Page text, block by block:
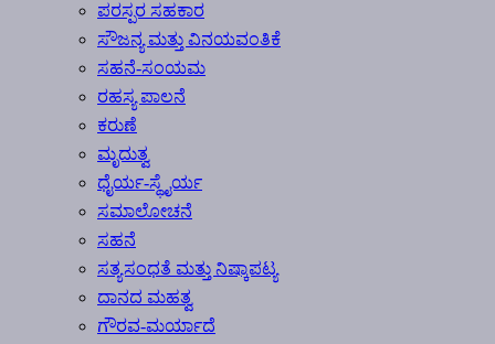
ಪರಸ್ಪರ ಸಹಕಾರ
ಸೌಜನ್ಯ ಮತ್ತು ವಿನಯವಂತಿಕೆ
ಸಹನೆ-ಸಂಯಮ
ರಹಸ್ಯ ಪಾಲನೆ
ಕರುಣೆ
ಮೃದುತ್ವ
ಧೈರ್ಯ-ಸ್ಥೈರ್ಯ
ಸಮಾಲೋಚನೆ
ಸಹನೆ
ಸತ್ಯಸಂಧತೆ ಮತ್ತು ನಿಷ್ಕಾಪಟ್ಯ
ದಾನದ ಮಹತ್ವ
ಗೌರವ-ಮರ್ಯಾದೆ